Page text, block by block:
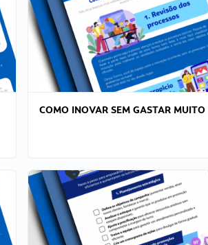
COMO INOVAR SEM GASTAR MUITO